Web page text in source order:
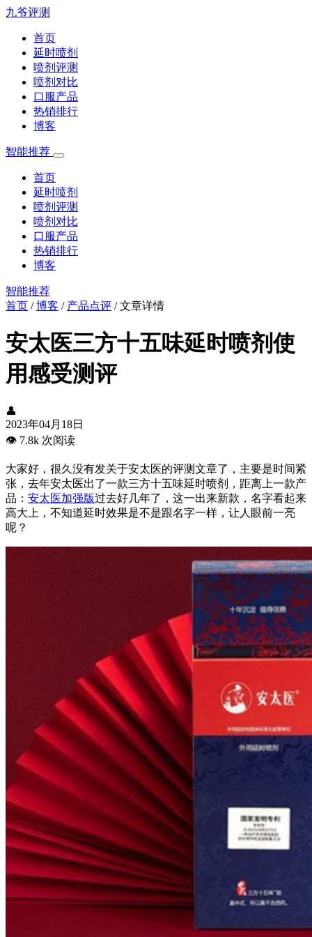
九爷评测
首页
延时喷剂
喷剂评测
喷剂对比
口服产品
热销排行
博客
智能推荐
首页
延时喷剂
喷剂评测
喷剂对比
口服产品
热销排行
博客
智能推荐
首页 /博客 / 产品点评 /文章详情
安太医三方十五味延时喷剂使
用感受测评
👤
2023年04月18日
👁️ 7.8k 次阅读
大家好，很久没有发关于安太医的评测文章了，主要是时间紧
张，去年安太医出了一款三方十五味延时喷剂，距离上一款产
品： 安太医加强版过去好几年了，这一出来新款，名字看起来
高大上，不知道延时效果是不是跟名字一样，让人眼前一亮
呢？